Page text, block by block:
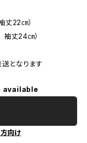
22㎝）
丈24㎝）
となります
available
向け